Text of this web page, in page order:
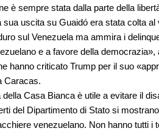
è sempre stata dalla parte della
sua uscita su Guaidó era stata colta
sul Venezuela ma ammira i
e a favore della
hanno criticato Trump per il suo
Caracas.
della Casa Bianca è utile a evitare il
del Dipartimento di Stato si
venezuelano. Non hanno tutti i